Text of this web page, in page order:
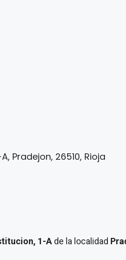
Pradejon, 26510, Rioja
1-A de la localidad